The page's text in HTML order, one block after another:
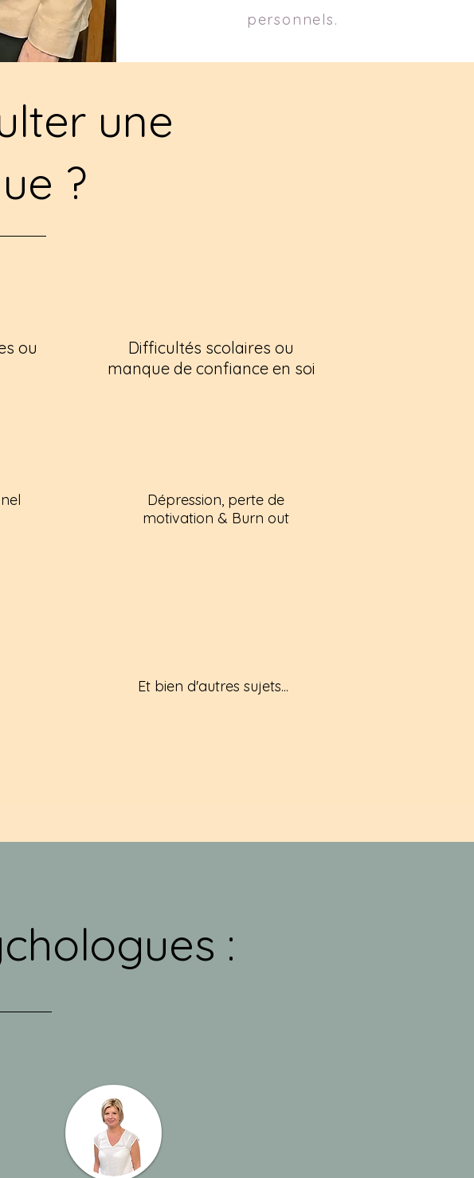
personnels.
une
?
ou
Difficultés scolaires ou
manque de confiance en soi
Dépression, perte de
motivation & Burn out
Et bien d'autres sujets...
: